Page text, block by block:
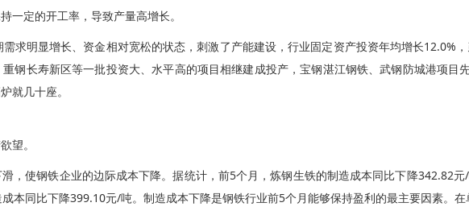
一定的开工率，导致产量高增长。
求明显增长、资金相对宽松的状态，刺激了产能建设，行业固定资产投资年均增长12.0%
钢长寿新区等一批投资大、水平高的项目相继建成投产，宝钢湛江钢铁、武钢防城港项
就几十座。
望。
，使钢铁企业的边际成本下降。据统计，前5个月，炼钢生铁的制造成本同比下降342.82
本同比下降399.10元/吨。制造成本下降是钢铁行业前5个月能够保持盈利的最主要因素。